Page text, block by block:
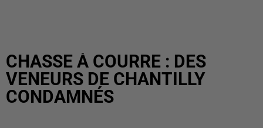
CHASSE À COURRE : DES
VENEURS DE CHANTILLY
CONDAMNÉS